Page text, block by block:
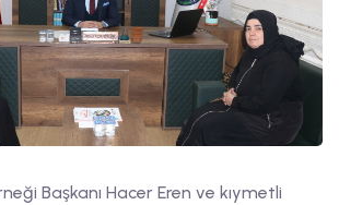
Başkanı Hacer Eren ve kıymetli